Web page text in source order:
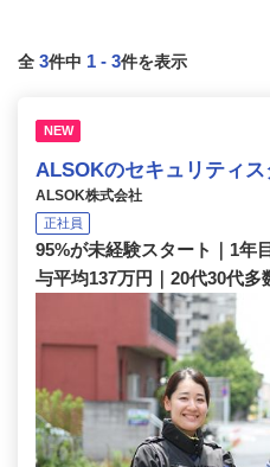
全 3件中 1 - 3件を表示
NEW
ALSOKのセキュリティス
ALSOK株式会社
正社員
95%が未経験スタート｜1年
与平均137万円｜20代30代多